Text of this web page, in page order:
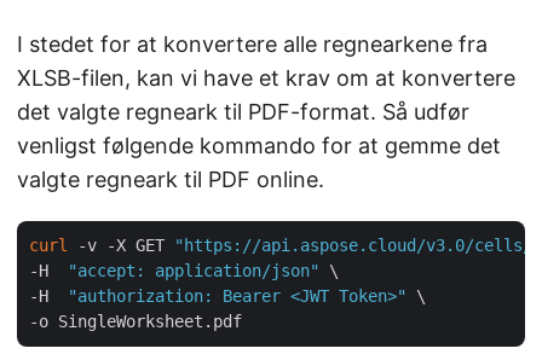
I stedet for at konvertere alle regnearkene fra
XLSB-filen, kan vi have et krav om at konvertere
det valgte regneark til PDF-format. Så udfør
venligst følgende kommando for at gemme det
valgte regneark til PDF online.
curl -v -X GET
"https://api.aspose.cloud/v3.0/cells/
-H
"accept: application/json"
\
-H
"authorization: Bearer <JWT Token>"
\